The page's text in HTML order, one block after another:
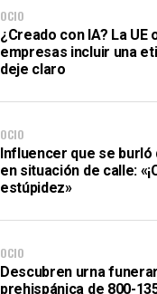
OCIO
¿Creado con IA? La UE
empresas incluir una
deje claro
OCIO
Influencer que se burló
en situación de calle:
estúpidez»
OCIO
Descubren urna
prehispánica de 800-